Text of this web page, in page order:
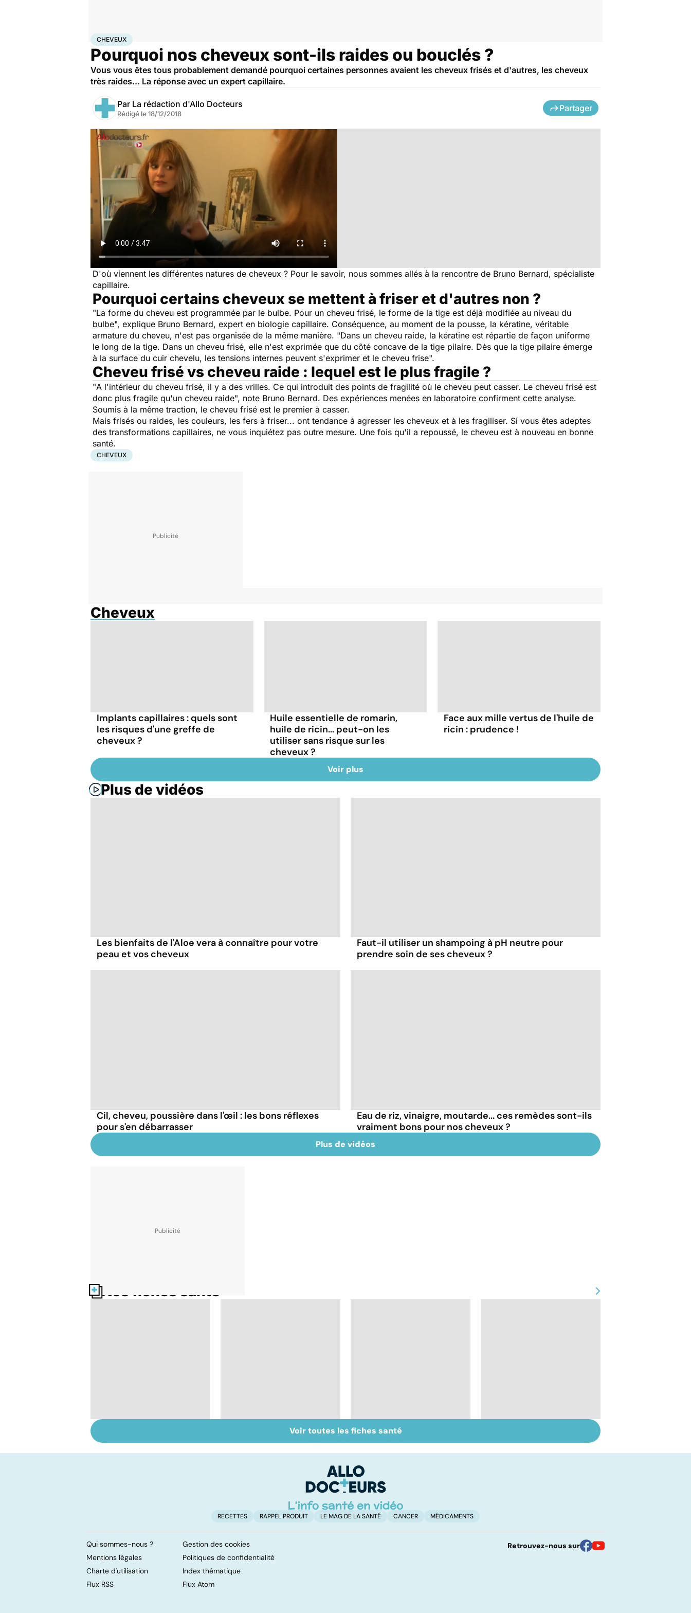
AccueilSanté Cheveux
CHEVEUX
Pourquoi nos cheveux sont-ils raides ou bouclés ?
Vous vous êtes tous probablement demandé pourquoi certaines personnes avaient les cheveux frisés et d'autres, les cheveux
très raides... La réponse avec un expert capillaire.
Par La rédaction d'Allo Docteurs
Rédigé le 18/12/2018
Partager
D'où viennent les différentes natures de cheveux ? Pour le savoir, nous sommes allés à la rencontre de Bruno Bernard, spécialiste
capillaire.
Pourquoi certains cheveux se mettent à friser et d'autres non ?
"La forme du cheveu est programmée par le bulbe. Pour un cheveu frisé, le forme de la tige est déjà modifiée au niveau du
bulbe", explique Bruno Bernard, expert en biologie capillaire. Conséquence, au moment de la pousse, la kératine, véritable
armature du cheveu, n'est pas organisée de la même manière. "Dans un cheveu raide, la kératine est répartie de façon uniforme
le long de la tige. Dans un cheveu frisé, elle n'est exprimée que du côté concave de la tige pilaire. Dès que la tige pilaire émerge
à la surface du cuir chevelu, les tensions internes peuvent s'exprimer et le cheveu frise".
Cheveu frisé vs cheveu raide : lequel est le plus fragile ?
"A l'intérieur du cheveu frisé, il y a des vrilles. Ce qui introduit des points de fragilité où le cheveu peut casser. Le cheveu frisé est
donc plus fragile qu'un cheveu raide", note Bruno Bernard. Des expériences menées en laboratoire confirment cette analyse.
Soumis à la même traction, le cheveu frisé est le premier à casser.
Mais frisés ou raides, les couleurs, les fers à friser... ont tendance à agresser les cheveux et à les fragiliser. Si vous êtes adeptes
des transformations capillaires, ne vous inquiétez pas outre mesure. Une fois qu'il a repoussé, le cheveu est à nouveau en bonne
santé.
CHEVEUX
Cheveux
Implants capillaires : quels sont
les risques d'une greffe de
cheveux ?
Huile essentielle de romarin,
huile de ricin... peut-on les
utiliser sans risque sur les
cheveux ?
Face aux mille vertus de l'huile de
ricin : prudence !
Voir plus
Plus de vidéos
Les bienfaits de l'Aloe vera à connaître pour votre
peau et vos cheveux
Faut-il utiliser un shampoing à pH neutre pour
prendre soin de ses cheveux ?
Cil, cheveu, poussière dans l'œil : les bons réflexes
pour s'en débarrasser
Eau de riz, vinaigre, moutarde... ces remèdes sont-ils
vraiment bons pour nos cheveux ?
Plus de vidéos
Nos fiches santé
entraîne la chute des
Calvitie : pourquoi
nos cheveux nous
Le cheveu à la loupe
infections
Voir toutes les fiches santé
RECETTES RAPPEL PRODUIT LE MAG DE LA SANTÉ CANCER MÉDICAMENTS
Qui sommes-nous ?
Gestion des cookies
Mentions légales
Politiques de confidentialité
Charte d'utilisation
Index thématique
Flux RSS
Flux Atom
Retrouvez-nous sur